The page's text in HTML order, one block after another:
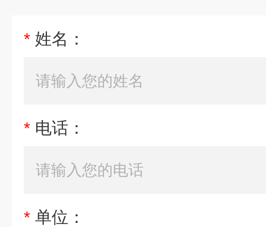
* 姓名：
* 电话：
* 单位：